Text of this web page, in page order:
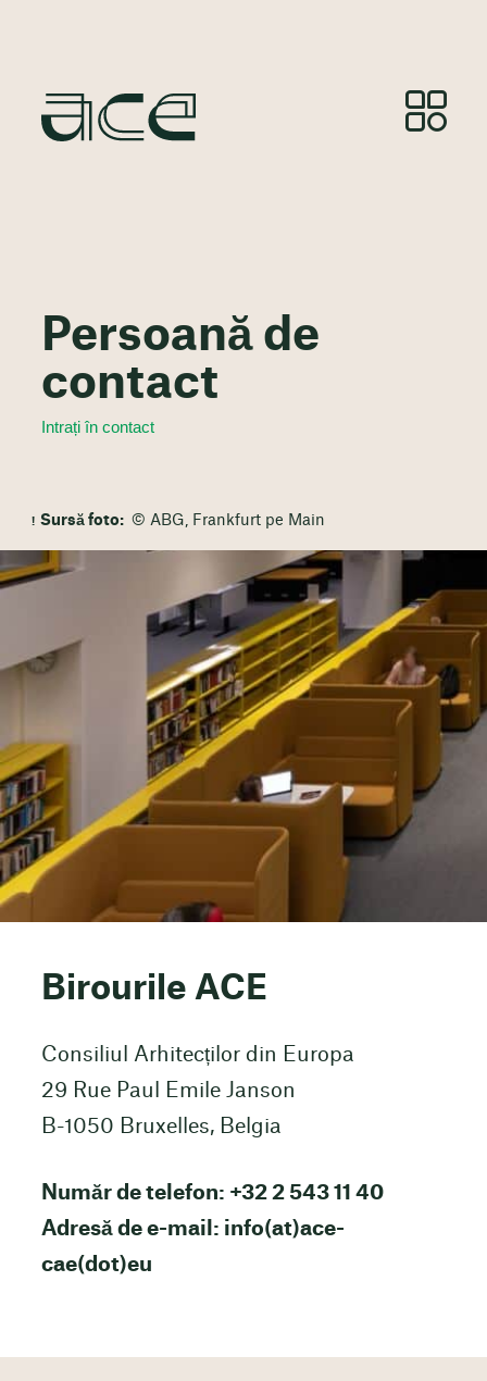
Persoană de
contact
Intrați în contact
Sursă foto: © ABG, Frankfurt pe Main
Birourile ACE
Consiliul Arhitecților din Europa
29 Rue Paul Emile Janson
B-1050 Bruxelles, Belgia
Număr de telefon: +32 2 543 11 40
Adresă de e-mail: info(at)ace-
cae(dot)eu